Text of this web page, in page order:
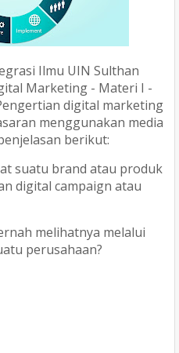
Ilmu UIN Sulthan
Marketing - Materi I -
digital marketing
menggunakan media
berikut:
suatu brand atau produk
digital campaign atau
melihatnya melalui
perusahaan?